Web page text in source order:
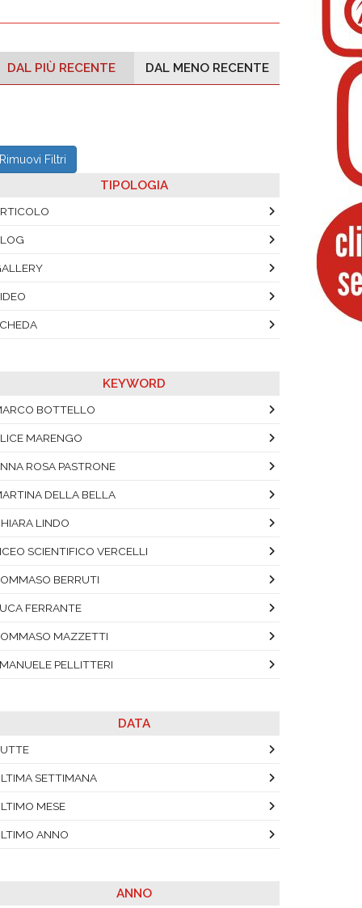
DAL PIÙ RECENTE DAL MENO RECENTE
Rimuovi Filtri
TIPOLOGIA
KEYWORD
BOTTELLO
MARENGO
ROSA PASTRONE
DELLA BELLA
LINDO
SCIENTIFICO VERCELLI
BERRUTI
FERRANTE
MAZZETTI
PELLITTERI
DATA
SETTIMANA
MESE
ANNO
ANNO